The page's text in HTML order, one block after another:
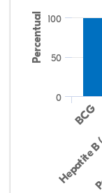
Percentual
BCG
0
50
100